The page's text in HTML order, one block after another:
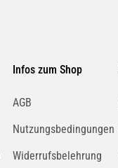
Infos zum Shop
AGB
Nutzungsbedingungen
Widerrufsbelehrung